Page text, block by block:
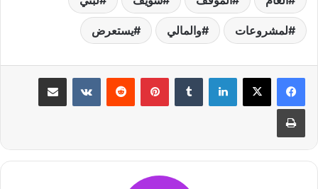
لمشروعات والمالي يستعرض
لينكدإن بينتيريست مشاركة عبر البريد
طباعة